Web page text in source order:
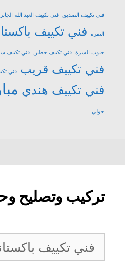
فني تكييف الصديق فني تكييف العبد الله الجابر
النقرة فني تكييف
جنوب السرة فني تكييف حطين فني تكييف
فني تكييف قريب فني
فني تكييف هندي
حولي
تركيب وتصليح
تركيب
وتصليح